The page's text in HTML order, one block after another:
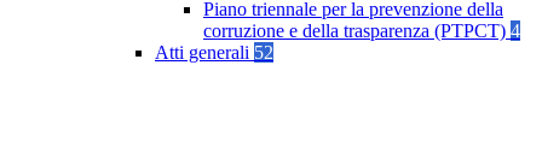
Piano triennale per la prevenzione della
corruzione e della trasparenza (PTPCT) 4
Atti generali 52